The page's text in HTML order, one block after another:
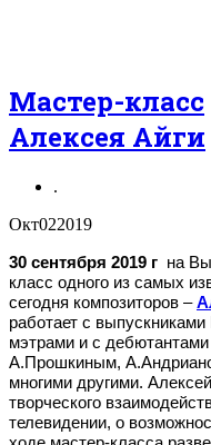
Мастер-класс
Алексея Айги
.
Окт022019
30 сентября 2019 г на
класс одного из самых
сегодня композиторов –
работает с
мэтрами и с
А.Прошкиным,
многими другими.
творческого
телевидении, о